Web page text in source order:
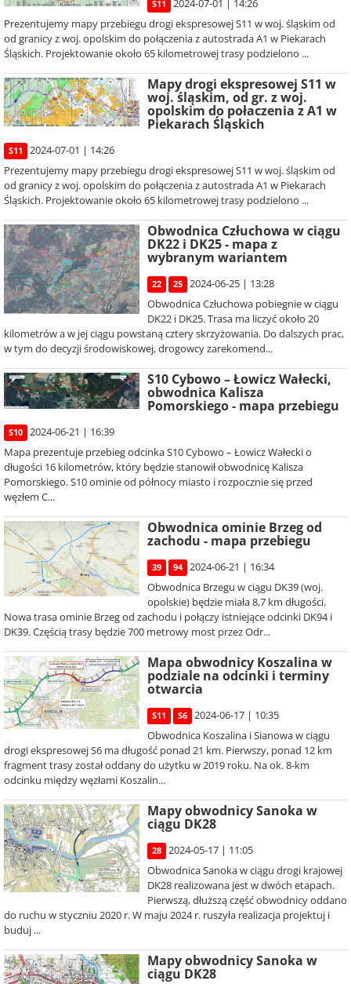
S11
2024-07-01 | 14:26
Prezentujemy mapy przebiegu drogi ekspresowej S11 w woj. śląskim od
od granicy z woj. opolskim do połączenia z autostrada A1 w Piekarach
Śląskich. Projektowanie około 65 kilometrowej trasy podzielono ...
Mapy drogi ekspresowej S11 w
woj. śląskim, od gr. z woj.
opolskim do połaczenia z A1 w
Piekarach Śląskich
S11
2024-07-01 | 14:26
Prezentujemy mapy przebiegu drogi ekspresowej S11 w woj. śląskim od
od granicy z woj. opolskim do połączenia z autostrada A1 w Piekarach
Śląskich. Projektowanie około 65 kilometrowej trasy podzielono ...
Obwodnica Człuchowa w ciągu
DK22 i DK25 - mapa z
wybranym wariantem
22 25
2024-06-25 | 13:28
Obwodnica Człuchowa pobiegnie w ciągu
DK22 i DK25. Trasa ma liczyć około 20
kilometrów a w jej ciągu powstaną cztery skrzyżowania. Do dalszych prac,
w tym do decyzji środowiskowej, drogowcy zarekomend...
S10 Cybowo – Łowicz Wałecki,
obwodnica Kalisza
Pomorskiego - mapa przebiegu
S10
2024-06-21 | 16:39
Mapa prezentuje przebieg odcinka S10 Cybowo – Łowicz Wałecki o
długości 16 kilometrów, który będzie stanowił obwodnicę Kalisza
Pomorskiego. S10 ominie od północy miasto i rozpocznie się przed
węzłem C...
Obwodnica ominie Brzeg od
zachodu - mapa przebiegu
39 94
2024-06-21 | 16:34
Obwodnica Brzegu w ciągu DK39 (woj.
opolskie) będzie miała 8,7 km długości.
Nowa trasa ominie Brzeg od zachodu i połączy istniejące odcinki DK94 i
DK39. Częścią trasy będzie 700 metrowy most przez Odr...
Mapa obwodnicy Koszalina w
podziale na odcinki i terminy
otwarcia
S11 S6
2024-06-17 | 10:35
Obwodnica Koszalina i Sianowa w ciągu
drogi ekspresowej S6 ma długość ponad 21 km. Pierwszy, ponad 12 km
fragment trasy został oddany do użytku w 2019 roku. Na ok. 8-km
odcinku między węzłami Koszalin...
Mapy obwodnicy Sanoka w
ciągu DK28
28
2024-05-17 | 11:05
Obwodnica Sanoka w ciągu drogi krajowej
DK28 realizowana jest w dwóch etapach.
Pierwszą, dłuższą część obwodnicy oddano
do ruchu w styczniu 2020 r. W maju 2024 r. ruszyła realizacja projektuj i
buduj ...
Mapy obwodnicy Sanoka w
ciągu DK28